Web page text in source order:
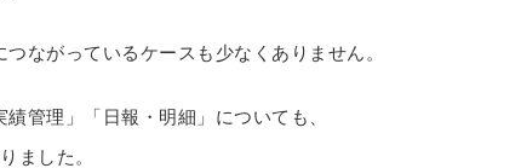
ながっているケースも少なくありません。
管理」「日報・明細」についても、
ました。